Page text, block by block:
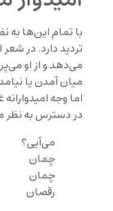
با تمام این‌ها به
تردید دارد. در
می‌دهد و از او
میان آمدن یا
اما وجه
در دسترس به
می‌آیی؟
چمان
چمان
رقصان